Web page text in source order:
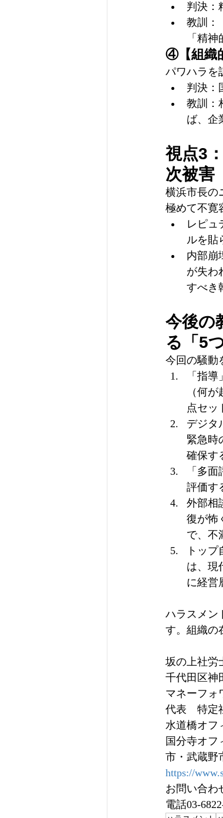
判決：
教訓：
「精
④【組織
パワハラを
判決：
教訓：
ば、企
視点3
次被害
横浜市長の
極めて不寛
レピュ
ルを貼
内部崩
が失わ
すべき
今後の
る「5
今回の騒動
「指
（何
点セッ
デジタ
緊急時
確保す
「多
評価す
外部相
復が怖
で、不
トッ
は、現
に経営
ハラスメン
す。組織の
坂の上社労
千代田区神
マネーフォ
代表　特定
水道橋オフ
国分寺オフ
市・武蔵野
https://
お問い合わ
電話03-